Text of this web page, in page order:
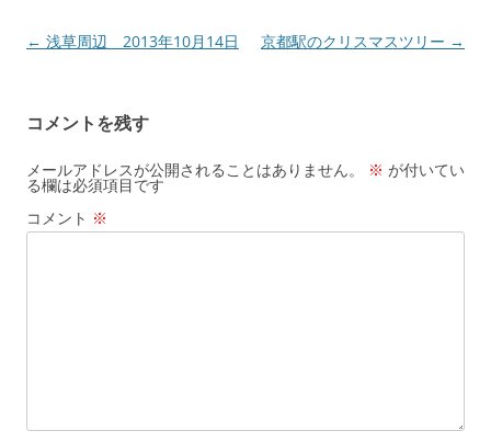
投
ビ
ゲ
ー
シ
← 浅草周辺 2013年10月14日 京都駅のクリスマスツリー →
コメントを残す
メールアドレスが公開されることはありません。 ※ が付いてい
る欄は必須項目です
コメント ※